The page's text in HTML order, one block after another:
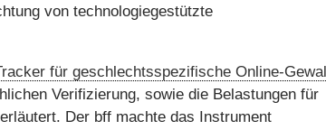
von technologiegestützte
für geschlechtsspezifische Online-
Verifizierung, sowie die Belastungen für
Der bff machte das Instrument